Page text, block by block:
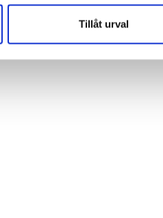
Tillåt urval